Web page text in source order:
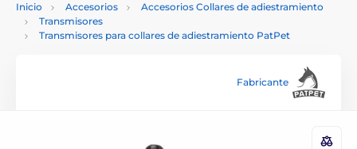
Inicio Accesorios
Accesorios Collares de adiestramiento
Transmisores
Transmisores para collares de adiestramiento PatPet
Fabricante